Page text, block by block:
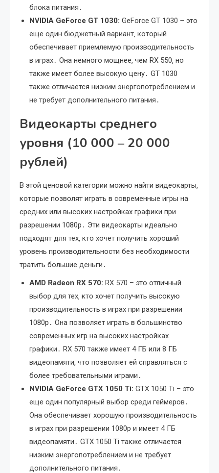
блока питания․
NVIDIA GeForce GT 1030: GeForce GT 1030 – это
еще один бюджетный вариант‚ который
обеспечивает приемлемую производительность
в играх․ Она немного мощнее‚ чем RX 550‚ но
также имеет более высокую цену․ GT 1030
также отличается низким энергопотреблением и
не требует дополнительного питания․
Видеокарты среднего
уровня (10 000 ‒ 20 000
рублей)
В этой ценовой категории можно найти видеокарты‚
которые позволят играть в современные игры на
средних или высоких настройках графики при
разрешении 1080p․ Эти видеокарты идеально
подходят для тех‚ кто хочет получить хороший
уровень производительности без необходимости
тратить большие деньги․
AMD Radeon RX 570: RX 570 – это отличный
выбор для тех‚ кто хочет получить высокую
производительность в играх при разрешении
1080p․ Она позволяет играть в большинство
современных игр на высоких настройках
графики․ RX 570 также имеет 4 ГБ или 8 ГБ
видеопамяти‚ что позволяет ей справляться с
более требовательными играми․
NVIDIA GeForce GTX 1050 Ti: GTX 1050 Ti – это
еще один популярный выбор среди геймеров․
Она обеспечивает хорошую производительность
в играх при разрешении 1080p и имеет 4 ГБ
видеопамяти․ GTX 1050 Ti также отличается
низким энергопотреблением и не требует
дополнительного питания․